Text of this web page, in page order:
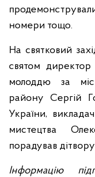
номери тощо.
На святковий
святом
молоддю за
району Сергій
України,
мистецтва
порадував
Інформацію